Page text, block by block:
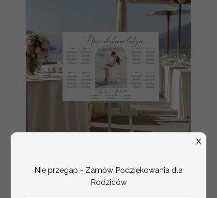
plan stołów
Promocja:
100 PLN
Nie przegap - Zamów Podziękowania dla
Rodziców
X